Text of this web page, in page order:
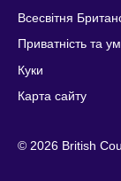
Всесвітня
Приватність та
Куки
Карта сайту
© 2026 British